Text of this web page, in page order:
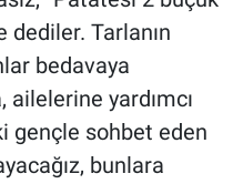
dediler. Tarlanın
bedavaya
yardımcı
gençle sohbet eden
bunlara